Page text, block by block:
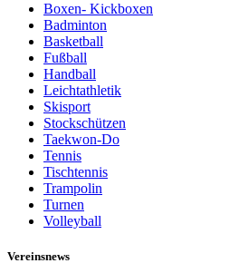
Boxen- Kickboxen
Badminton
Basketball
Fußball
Handball
Leichtathletik
Skisport
Stockschützen
Taekwon-Do
Tennis
Tischtennis
Trampolin
Turnen
Volleyball
Vereinsnews